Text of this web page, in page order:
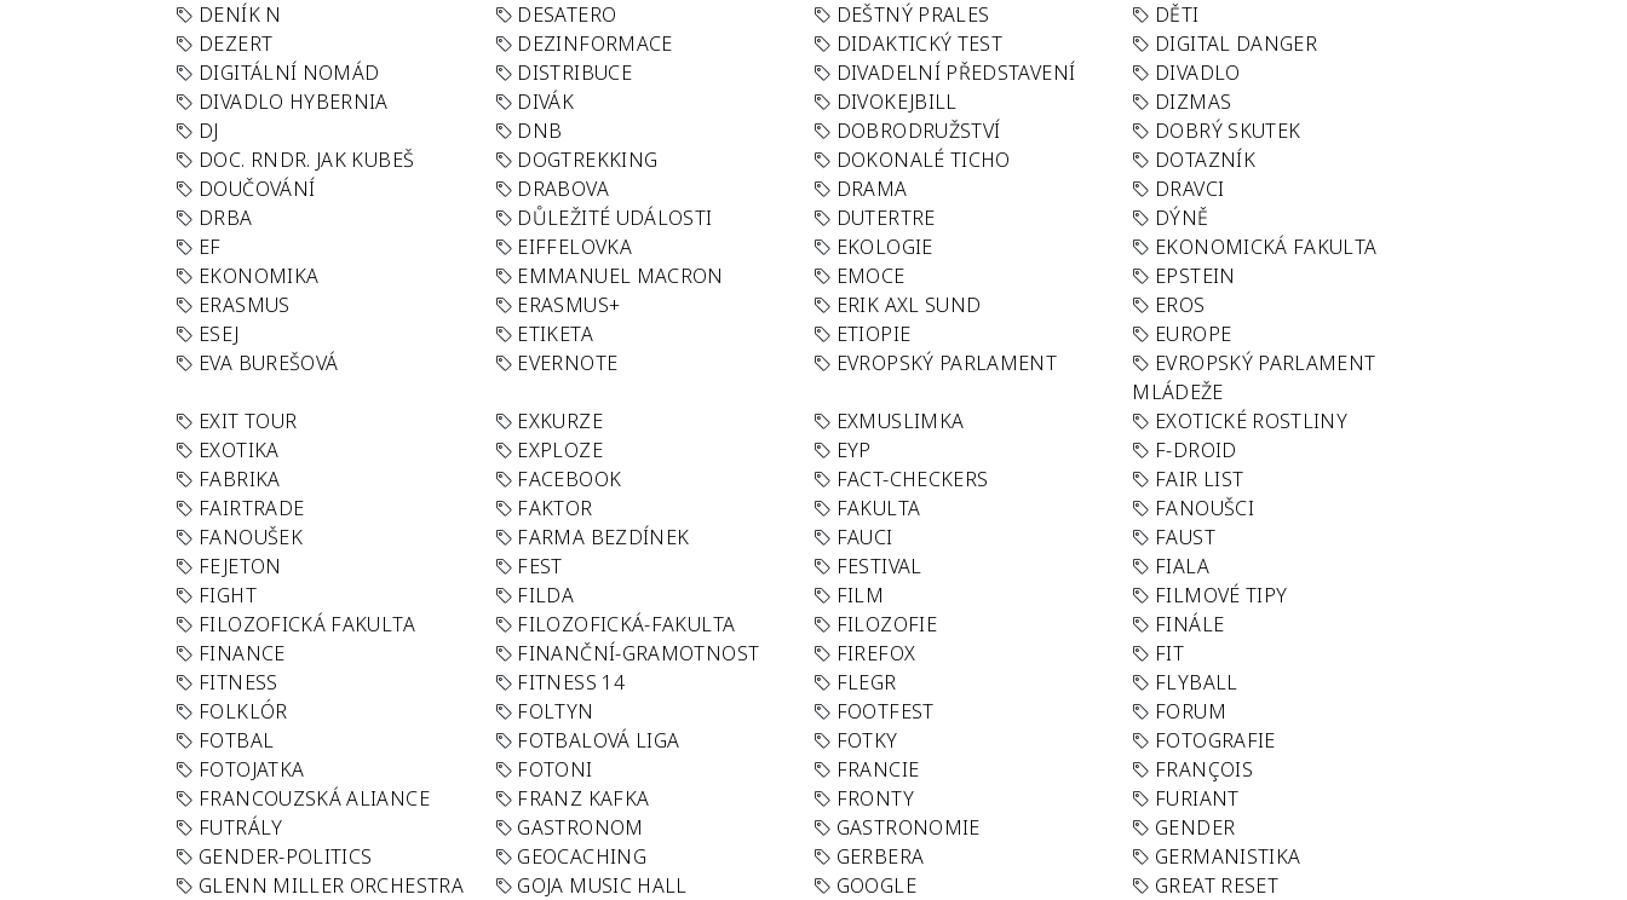
DENÍK N
DESATERO DEŠTNÝ PRALES
DĚTI
DEZERT
DEZINFORMACE DIDAKTICKÝ TEST
DIGITAL DANGER
DIGITÁLNÍ NOMÁD
DISTRIBUCE DIVADELNÍ PŘEDSTAVENÍ
DIVADLO
DIVADLO HYBERNIA
DIVÁK DIVOKEJBILL
DIZMAS
DJ
DNB DOBRODRUŽSTVÍ
DOBRÝ SKUTEK
DOC. RNDR. JAK KUBEŠ
DOGTREKKING DOKONALÉ TICHO
DOTAZNÍK
DOUČOVÁNÍ
DRABOVA DRAMA
DRAVCI
DRBA
DŮLEŽITÉ UDÁLOSTI DUTERTRE
DÝNĚ
EF
EIFFELOVKA EKOLOGIE
EKONOMICKÁ FAKULTA
EKONOMIKA
EMMANUEL MACRON EMOCE
EPSTEIN
ERASMUS
ERASMUS+ ERIK AXL SUND
EROS
ESEJ
ETIKETA ETIOPIE
EUROPE
EVA BUREŠOVÁ
EVERNOTE EVROPSKÝ PARLAMENT
EVROPSKÝ PARLAMENT
MLÁDEŽE
EXIT TOUR
EXKURZE EXMUSLIMKA
EXOTICKÉ ROSTLINY
EXOTIKA
EXPLOZE EYP
F-DROID
FABRIKA
FACEBOOK FACT-CHECKERS
FAIR LIST
FAIRTRADE
FAKTOR FAKULTA
FANOUŠCI
FANOUŠEK
FARMA BEZDÍNEK FAUCI
FAUST
FEJETON
FEST FESTIVAL
FIALA
FIGHT
FILDA FILM
FILMOVÉ TIPY
FILOZOFICKÁ FAKULTA
FILOZOFICKÁ-FAKULTA FILOZOFIE
FINÁLE
FINANCE
FINANČNÍ-GRAMOTNOST FIREFOX
FIT
FITNESS
FITNESS 14 FLEGR
FLYBALL
FOLKLÓR
FOLTYN FOOTFEST
FORUM
FOTBAL
FOTBALOVÁ LIGA FOTKY
FOTOGRAFIE
FOTOJATKA
FOTONI FRANCIE
FRANÇOIS
FRANCOUZSKÁ ALIANCE
FRANZ KAFKA FRONTY
FURIANT
FUTRÁLY
GASTRONOM GASTRONOMIE
GENDER
GENDER-POLITICS
GEOCACHING GERBERA
GERMANISTIKA
GLENN MILLER ORCHESTRA
GOJA MUSIC HALL GOOGLE
GREAT RESET